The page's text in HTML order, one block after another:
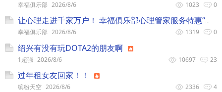
0
1023
幸福俱乐部 2026/8/6
让心理走进千家万户！ 幸福俱乐部心理管家服务特惠“七日谈”重磅来袭！
0
1319
幸福俱乐部 2026/8/6
绍兴有没有玩DOTA2的朋友啊
23
10697
1超强 2026/8/6
过年租女友回家！！
4
2336
缤纷天空 2026/8/6